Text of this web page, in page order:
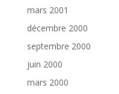
mars 2001
décembre 2000
septembre 2000
juin 2000
mars 2000